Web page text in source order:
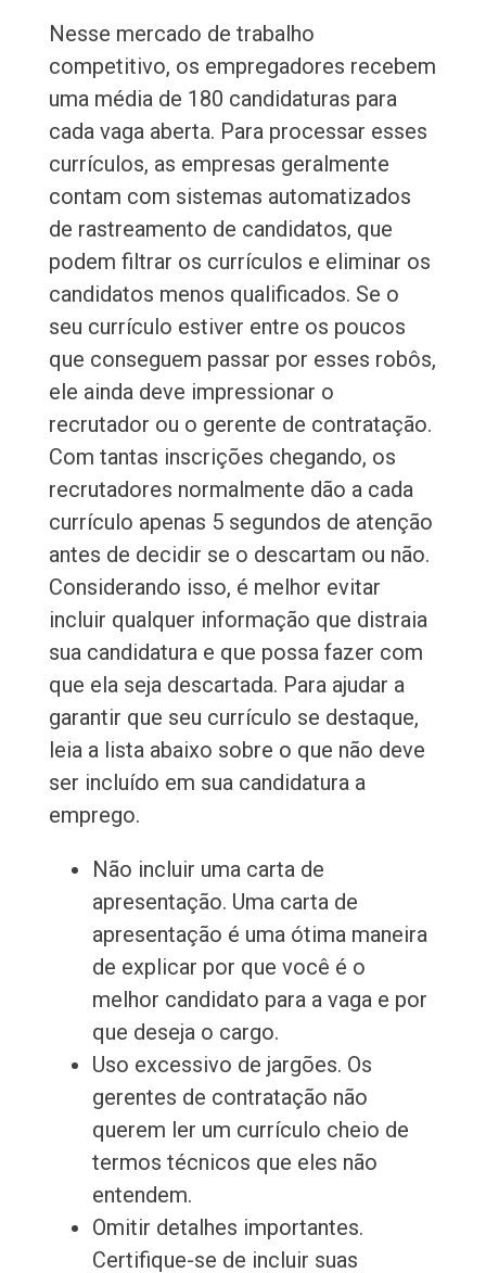
Nesse mercado de trabalho
competitivo, os empregadores recebem
uma média de 180 candidaturas para
cada vaga aberta. Para processar esses
currículos, as empresas geralmente
contam com sistemas automatizados
de rastreamento de candidatos, que
podem filtrar os currículos e eliminar os
candidatos menos qualificados. Se o
seu currículo estiver entre os poucos
que conseguem passar por esses robôs,
ele ainda deve impressionar o
recrutador ou o gerente de contratação.
Com tantas inscrições chegando, os
recrutadores normalmente dão a cada
currículo apenas 5 segundos de atenção
antes de decidir se o descartam ou não.
Considerando isso, é melhor evitar
incluir qualquer informação que distraia
sua candidatura e que possa fazer com
que ela seja descartada. Para ajudar a
garantir que seu currículo se destaque,
leia a lista abaixo sobre o que não deve
ser incluído em sua candidatura a
emprego.
Não incluir uma carta de
apresentação. Uma carta de
apresentação é uma ótima maneira
de explicar por que você é o
melhor candidato para a vaga e por
que deseja o cargo.
Uso excessivo de jargões. Os
gerentes de contratação não
querem ler um currículo cheio de
termos técnicos que eles não
entendem.
Omitir detalhes importantes.
Certifique-se de incluir suas